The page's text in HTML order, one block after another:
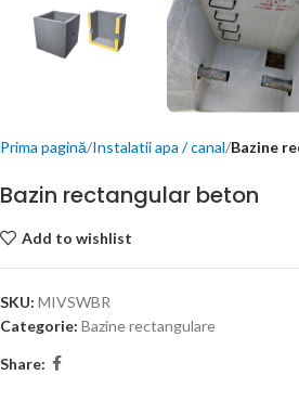
Prima pagină Instalatii apa / canal Bazine
Bazin rectangular beton
Add to wishlist
SKU: MIVSWBR
Categorie: Bazine rectangulare
Share: